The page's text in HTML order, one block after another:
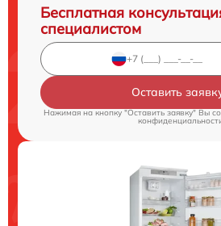
Бесплатная
специалистом
Оставить
Нажимая на кнопку "Оставить заявку" Вы